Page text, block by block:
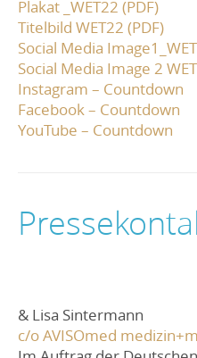
Plakat _WET22 (PDF)
Titelbild WET22 (PDF)
Social Media
Social Media Image 2
Instagram – Countdown
Facebook – Countdown
YouTube – Countdown
& Lisa Sintermann
c/o AVISOmed